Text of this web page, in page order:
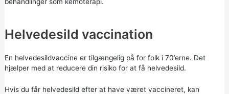
Helvedesild vaccination
En helvedesildvaccine er tilgængelig på for folk i 70’erne. Det
hjælper med at reducere din risiko for at få helvedesild.
Hvis du får helvedesild efter at have været vaccineret, kan